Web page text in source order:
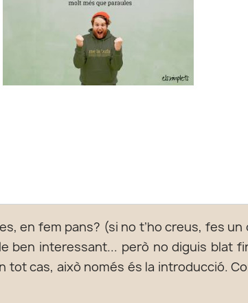
en fem pans? (si no t’ho creus, fes un
ben interessant... però no diguis blat
tot cas, això només és la introducció.